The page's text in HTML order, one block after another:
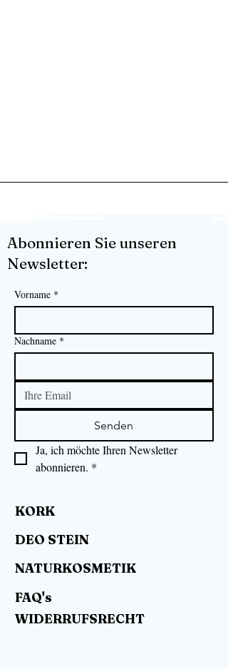
Abonnieren Sie unseren
Newsletter:
Vorname *
Nachname *
Senden
Ja, ich möchte Ihren Newsletter
abonnieren. *
KORK
DEO STEIN
NATURKOSMETIK
FAQ's
WIDERRUFSRECHT